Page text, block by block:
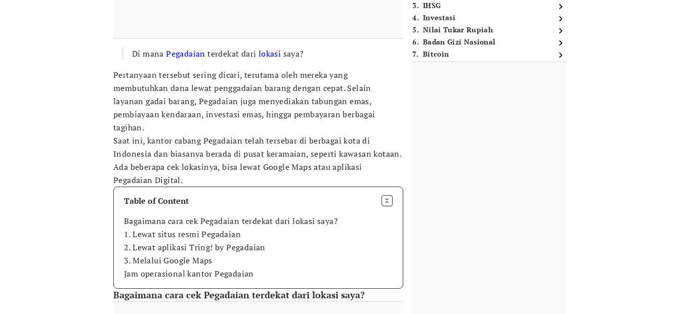
Di manaPegadaian terdekat dari lokasi saya?
Pertanyaan tersebut sering dicari, terutama oleh mereka yang
membutuhkan dana lewat penggadaian barang dengan cepat. Selain
layanan gadai barang, Pegadaian juga menyediakan tabungan emas,
pembiayaan kendaraan, investasi emas, hingga pembayaran berbagai
tagihan.
Saat ini, kantor cabang Pegadaian telah tersebar di berbagai kota di
Indonesia dan biasanya berada di pusat keramaian, seperti kawasan kotaan.
Ada beberapa cek lokasinya, bisa lewat Google Maps atau aplikasi
Pegadaian Digital.
Table of Content
Bagaimana cara cek Pegadaian terdekat dari lokasi saya?
1. Lewat situs resmi Pegadaian
2. Lewat aplikasi Tring! by Pegadaian
3. Melalui Google Maps
Jam operasional kantor Pegadaian
Bagaimana cara cek Pegadaian terdekat dari lokasi saya?
3. IHSG
4. Investasi
5. Nilai Tukar Rupiah
6. Badan Gizi Nasional
7. Bitcoin